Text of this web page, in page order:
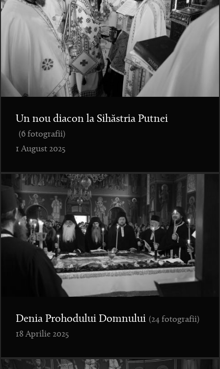
Un nou diacon la Sihăstria Putnei
(6 fotografii)
1 August 2025
Denia Prohodului Domnului (24 fotografii)
18 Aprilie 2025